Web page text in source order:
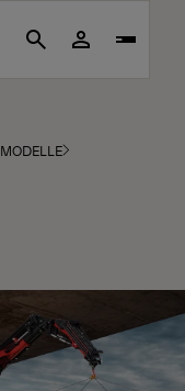
Search
MODELLE